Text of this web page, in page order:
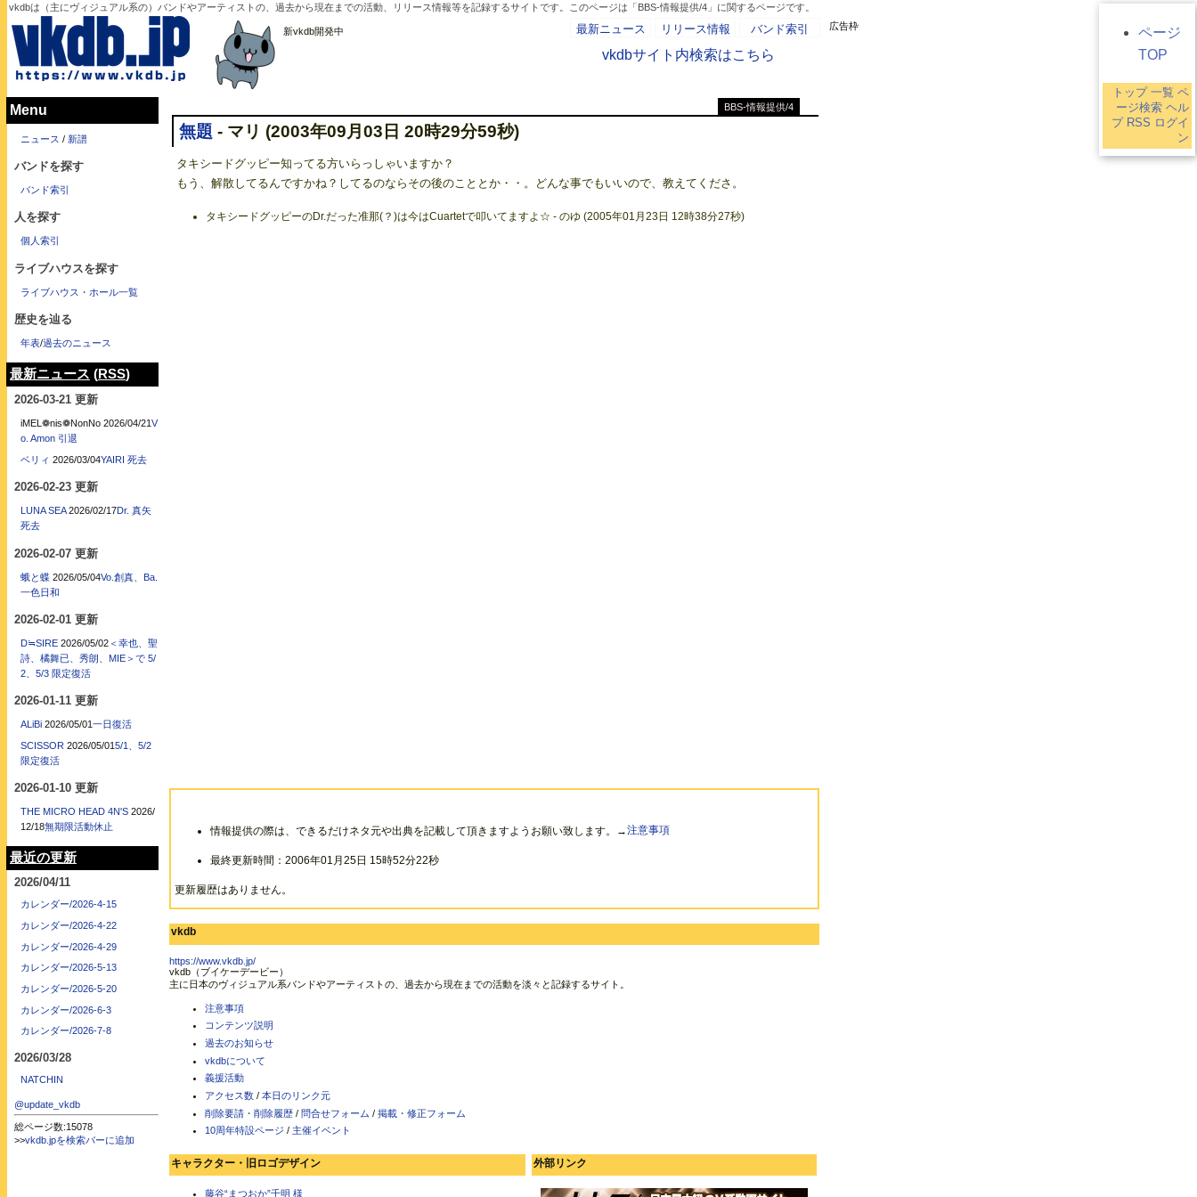
vkdbは（主にヴィジュアル系の）バンドやアーティストの、過去から現在までの活動、リリース情報等を記録するサイトです。このページは「BBS-情報提供/4」に関するページです。
新vkdb開発中 最新ニュース リリース情報 バンド索引
vkdbサイト内検索はこちら
BBS-情報提供/4
無題 - マリ (2003年09月03日 20時29分59秒)
タキシードグッピー知ってる方いらっしゃいますか？
もう、解散してるんですかね？してるのならその後のこととか・・。どんな事でもいいので、教えてくださ。
タキシードグッピーのDr.だった准那(？)は今はCuartetで叩いてますよ☆ - のゆ (2005年01月23日 12時38分27秒)
情報提供の際は、できるだけネタ元や出典を記載して頂きますようお願い致します。→注意事項
最終更新時間：2006年01月25日 15時52分22秒
更新履歴はありません。
vkdb
https://www.vkdb.jp/
vkdb（ブイケーデービー）
主に日本のヴィジュアル系バンドやアーティストの、過去から現在までの活動を淡々と記録するサイト。
注意事項
コンテンツ説明
過去のお知らせ
vkdbについて
義援活動
アクセス数 / 本日のリンク元
削除要請・削除履歴 / 問合せフォーム / 掲載・修正フォーム
10周年特設ページ / 主催イベント
キャラクター・旧ロゴデザイン
藤谷“まつおか”千明 様
外部リンク
広告枠
Menu
ニュース / 新譜
バンドを探す
バンド索引
人を探す
個人索引
ライブハウスを探す
ライブハウス・ホール一覧
歴史を辿る
年表/過去のニュース
最新ニュース (RSS)
2026-03-21 更新
iMEL❁nis❁NonNo 2026/04/21 V
o. Amon 引退
ベリィ 2026/03/04YAIRI 死去
2026-02-23 更新
LUNA SEA 2026/02/17Dr. 真矢
死去
2026-02-07 更新
蛾と蝶 2026/05/04Vo.創真、Ba.
一色日和
2026-02-01 更新
D≒SIRE 2026/05/02＜幸也、聖
詩、橘舞已、秀朗、MIE＞で 5/
2、5/3 限定復活
2026-01-11 更新
ALiBi 2026/05/01一日復活
SCISSOR 2026/05/015/1、5/2
限定復活
2026-01-10 更新
THE MICRO HEAD 4N'S 2026/
12/18無期限活動休止
最近の更新
2026/04/11
カレンダー/2026-4-15
カレンダー/2026-4-22
カレンダー/2026-4-29
カレンダー/2026-5-13
カレンダー/2026-5-20
カレンダー/2026-6-3
カレンダー/2026-7-8
2026/03/28
NATCHIN
@update_vkdb
総ページ数:15078
>>vkdb.jpを検索バーに追加
ページ
TOP
トップ 一覧 ペ
ージ検索 ヘル
プ RSS ログイ
ン